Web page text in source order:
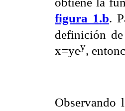
figura 1.b.
definición
x=yey,
Observando